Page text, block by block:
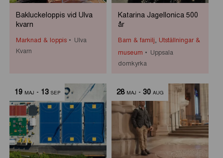
Bakluckeloppis vid Ulva
kvarn
Marknad & loppis
Ulva
Kvarn
Katarina Jagellonica 500
år
Barn & familj Utställningar &
museum
Uppsala
domkyrka
19 MAJ - 13 SEP 28 MAJ - 30 AUG